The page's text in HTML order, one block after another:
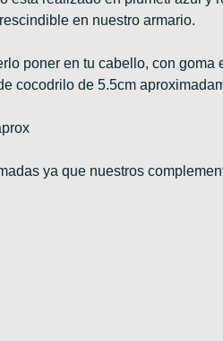
en nuestro armario.
poner en tu cabello, con goma
cocodrilo de 5.5cm
ya que nuestros